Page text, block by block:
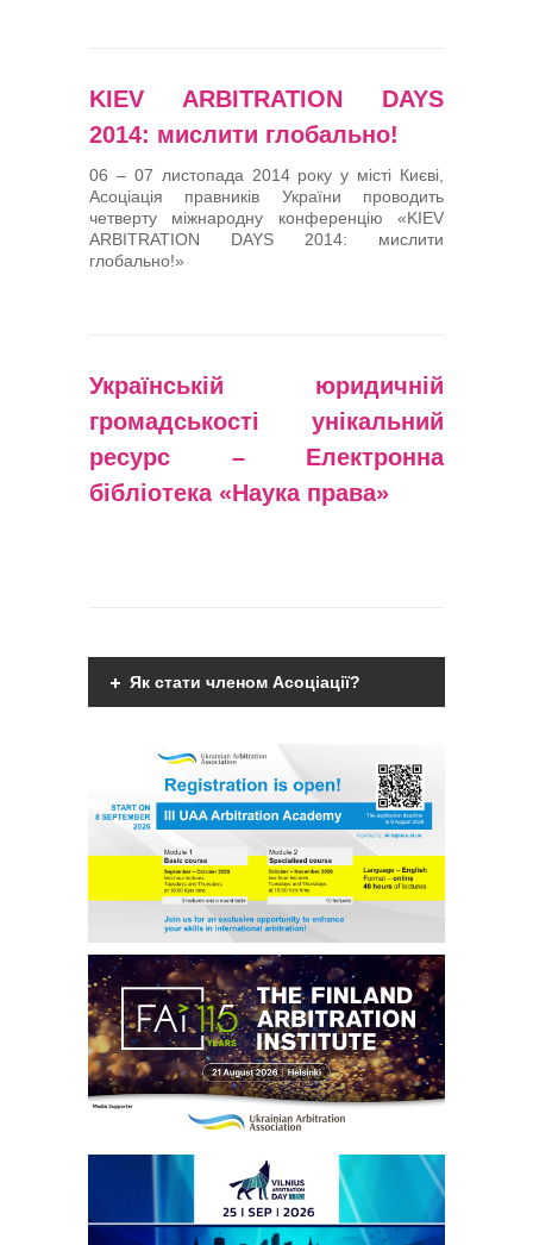
KIЕV ARBITRATION DAYS
2014: мислити глобально!
06 – 07 листопада 2014 року у місті Києві,
Асоціація правників України проводить
четверту міжнародну конференцію «KIЕV
ARBITRATION DAYS 2014: мислити
глобально!»
Українській юридичній
громадськості унікальний
ресурс – Електронна
бібліотека «Наука права»
Як стати членом Асоціації?
дієздатні особи, що мають вищу
юридичну освіту, є фахівцями у галузі
міжнародного комерційного арбітражу
чи мають професійний інтерес до
практики міжнародного комерційного
арбітражу та поділяють мету та
завдання діяльності
Асоціації.
Детальніше